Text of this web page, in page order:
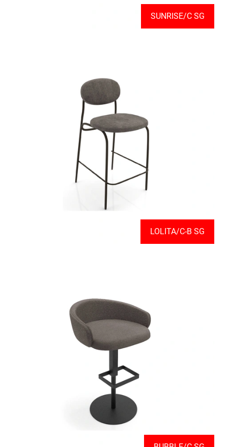
SUNRISE/C SG
LOLITA/C-B SG